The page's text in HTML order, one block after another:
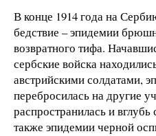
В конце 1914 года на
бедствие – эпидемии
возвратного тифа.
сербские войска
австрийскими солдатами,
перебросилась на другие
распространилась и
также эпидемии черной